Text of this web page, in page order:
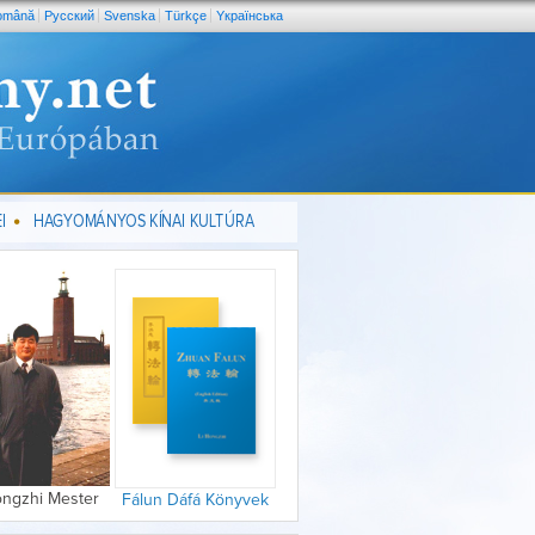
Pусский Svenska Türkçe Yкраїнська
HAGYOMÁNYOS KÍNAI KULTÚRA
Mester Fálun Dáfá Könyvek